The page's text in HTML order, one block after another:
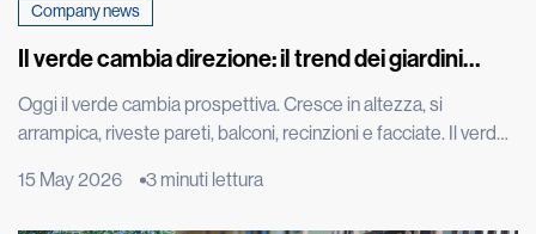
Company news
Il verde cambia direzione: il trend dei giardini
Oggi il verde cambia prospettiva. Cresce in altezza, si
arrampica, riveste pareti, balconi, recinzioni e facciate. Il verde
nuovo, trasformando muri, tetti e spazi verticali in paesaggi da
15 May 2026 3 minuti lettura